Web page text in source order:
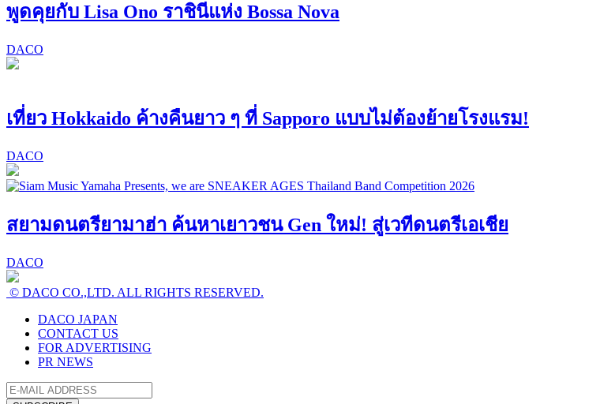
พูดคุยกับ Lisa Ono ราชินีแห่ง Bossa Nova
DACO
เที่ยว Hokkaido ค้างคืนยาว ๆ ที่ Sapporo แบบไม่ต้องย้ายโรงแรม!
DACO
สยามดนตรียามาฮ่า ค้นหาเยาวชน Gen ใหม่! สู่เวทีดนตรีเอเชีย
DACO
© DACO CO.,LTD. ALL RIGHTS RESERVED.
DACO JAPAN
CONTACT US
FOR ADVERTISING
PR NEWS